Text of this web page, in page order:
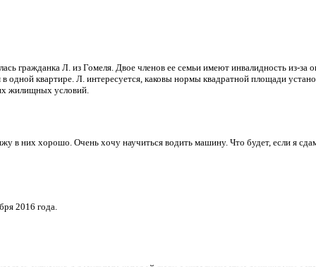
Л. из Гомеля. Двое членов ее семьи имеют инвалидность из-за
квартире. Л. интересуется, каковы нормы квадратной площади
жилищных условий.
в них хорошо. Очень хочу научиться водить машину. Что будет, если я
2016 года.